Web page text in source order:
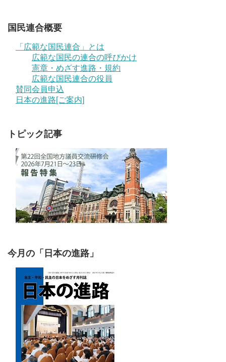
国民連合概要
「広範な国民連合」とは
広範な国民の連合の呼びかけ
憲章・めざす進路・規約
広範な国民連合の役員
賛同会員申込
日本の進路[ご案内]
トピック記事
今月の「日本の進路」